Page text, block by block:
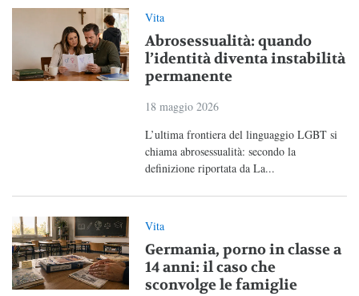
Vita
Abrosessualità: quando
l’identità diventa instabilità
permanente
18 maggio 2026
L’ultima frontiera del linguaggio LGBT si
chiama abrosessualità: secondo la
definizione riportata da La...
Vita
Germania, porno in classe a
14 anni: il caso che
sconvolge le famiglie